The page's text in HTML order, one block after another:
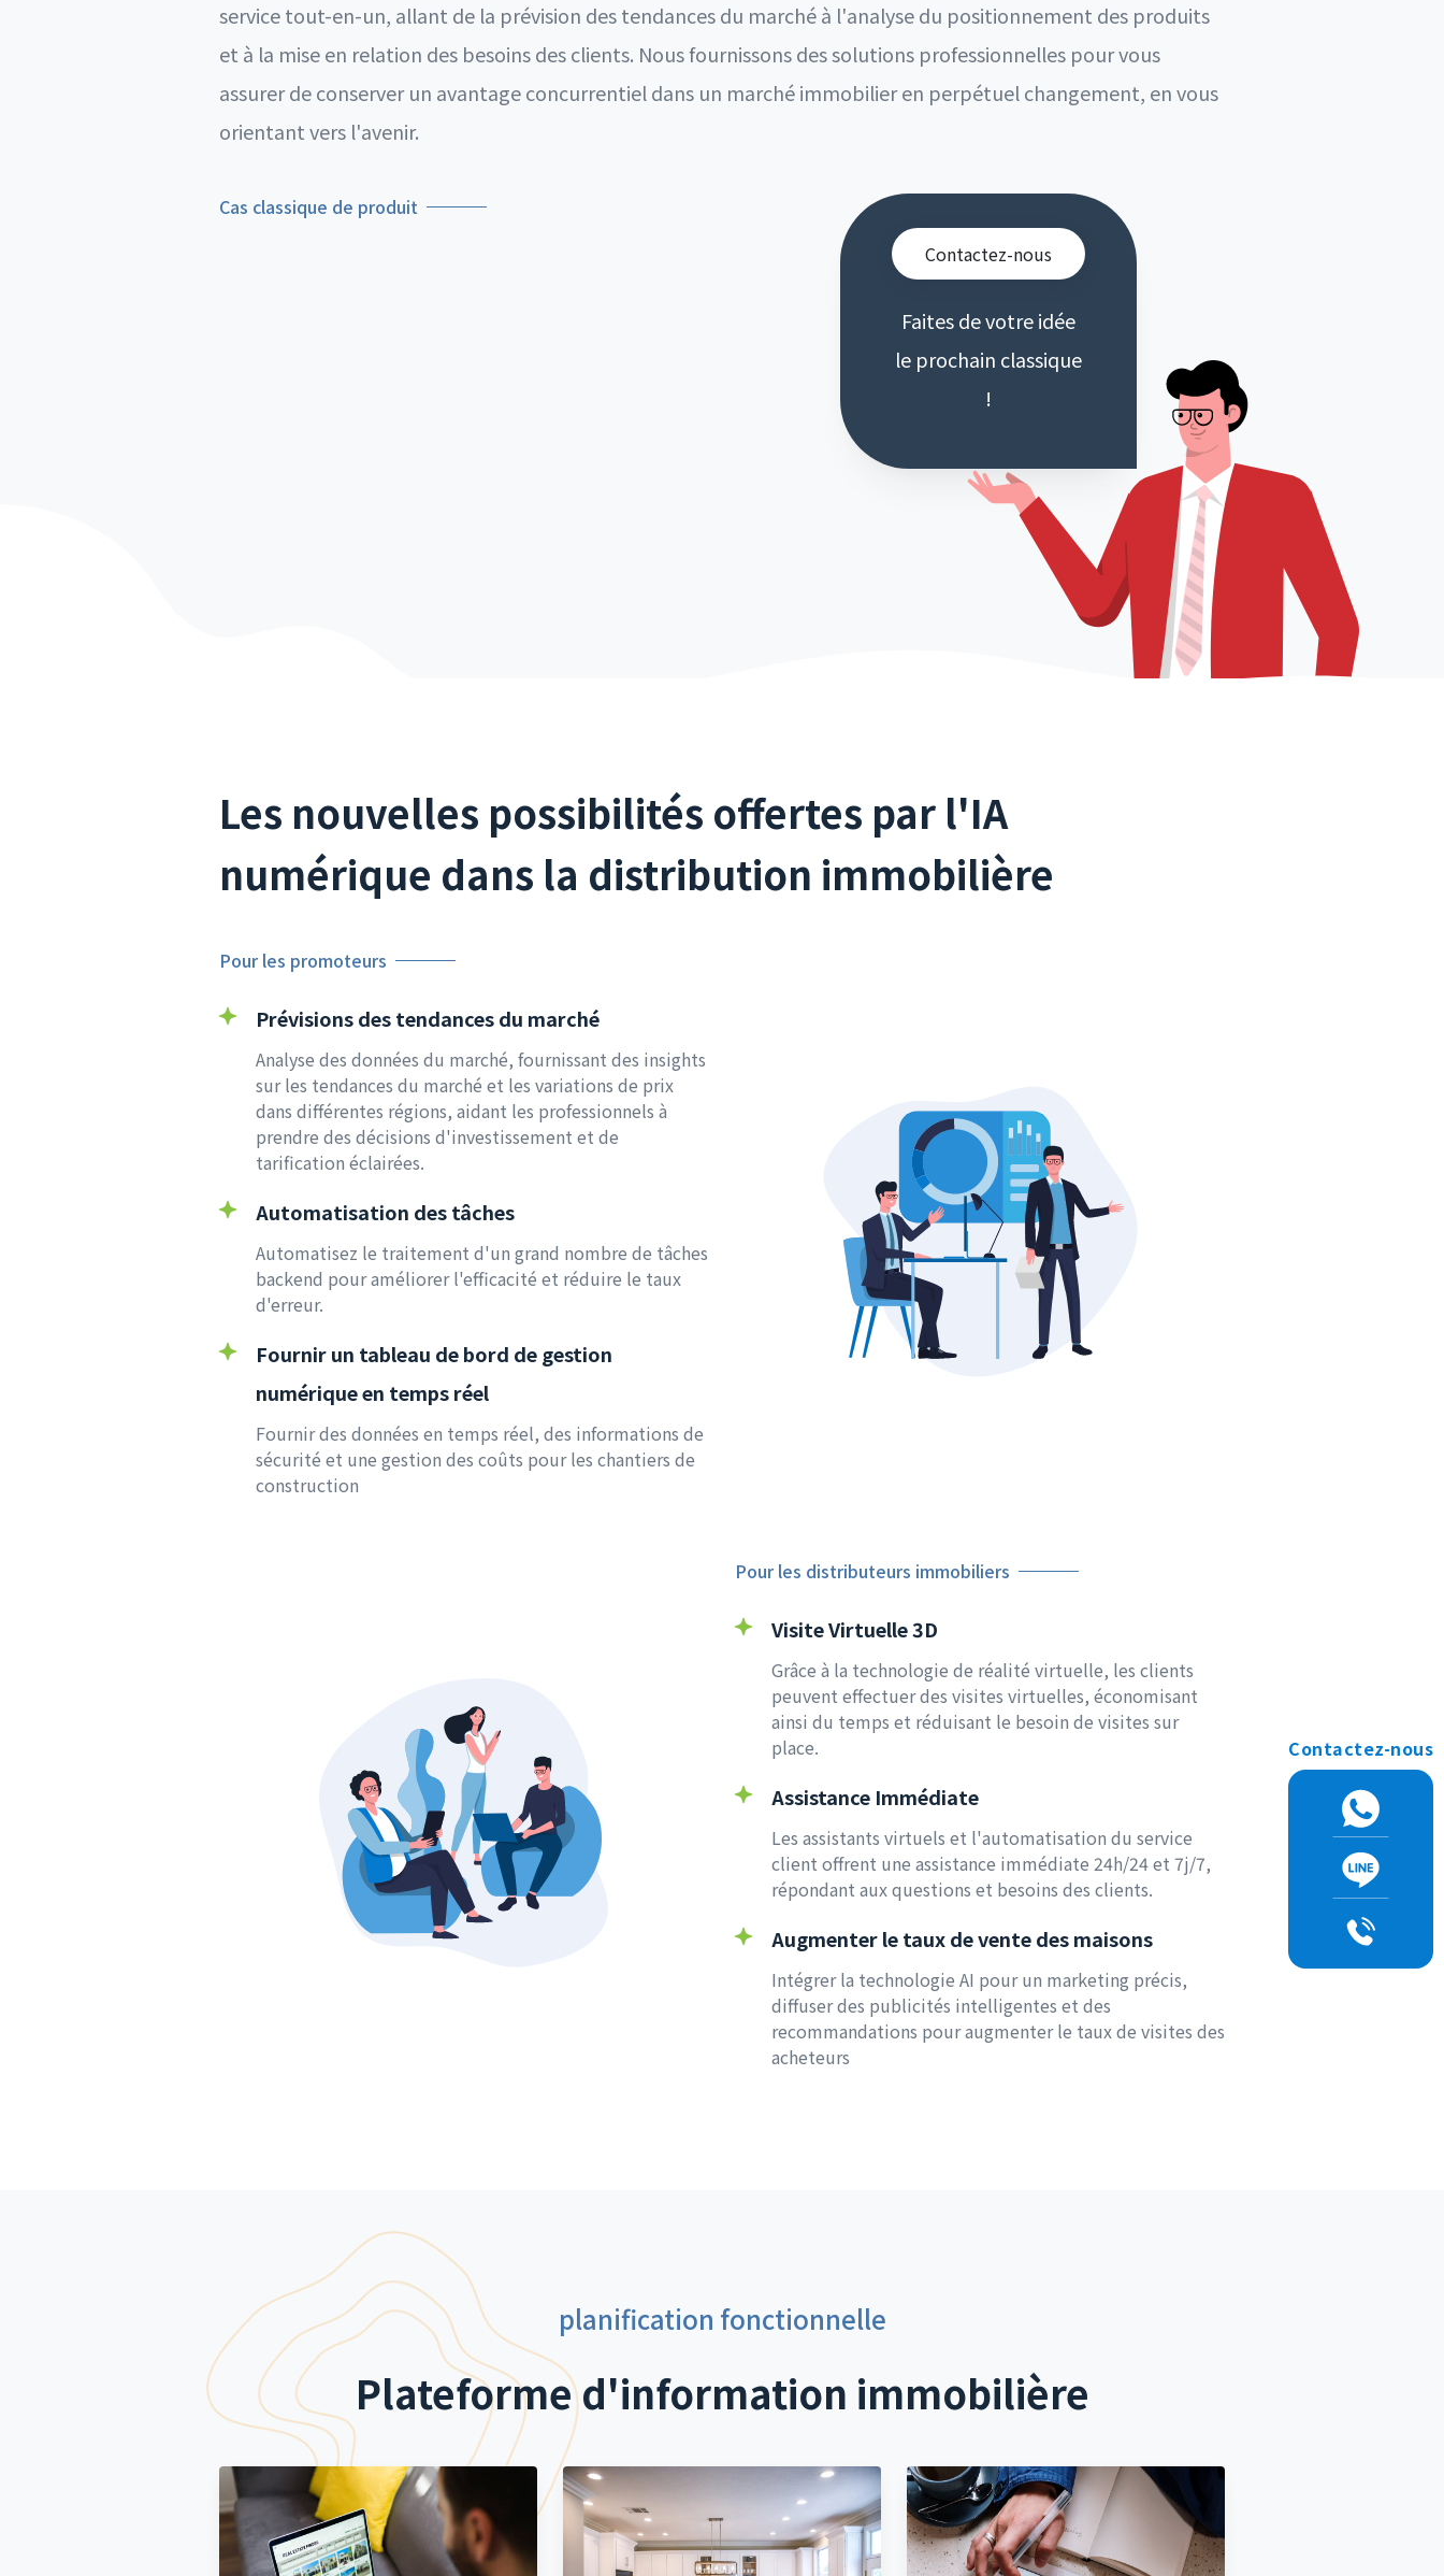
service tout-en-un, allant de la prévision des tendances du marché à l'analyse du positionnement des produits
et à la mise en relation des besoins des clients. Nous fournissons des solutions professionnelles pour vous
assurer de conserver un avantage concurrentiel dans un marché immobilier en perpétuel changement, en vous
orientant vers l'avenir.
Cas classique de produit
Contactez-nous
Faites de votre idée
le prochain classique
!
Les nouvelles possibilités offertes par l'IA
numérique dans la distribution immobilière
Pour les promoteurs
Prévisions des tendances du marché
Analyse des données du marché, fournissant des insights
sur les tendances du marché et les variations de prix
dans différentes régions, aidant les professionnels à
prendre des décisions d'investissement et de
tarification éclairées.
Automatisation des tâches
Automatisez le traitement d'un grand nombre de tâches
backend pour améliorer l'efficacité et réduire le taux
d'erreur.
Fournir un tableau de bord de gestion
numérique en temps réel
Fournir des données en temps réel, des informations de
sécurité et une gestion des coûts pour les chantiers de
construction
Pour les distributeurs immobiliers
Visite Virtuelle 3D
Grâce à la technologie de réalité virtuelle, les clients
peuvent effectuer des visites virtuelles, économisant
ainsi du temps et réduisant le besoin de visites sur
place.
Assistance Immédiate
Les assistants virtuels et l'automatisation du service
client offrent une assistance immédiate 24h/24 et 7j/7,
répondant aux questions et besoins des clients.
Augmenter le taux de vente des maisons
Intégrer la technologie AI pour un marketing précis,
diffuser des publicités intelligentes et des
recommandations pour augmenter le taux de visites des
acheteurs
planification fonctionnelle
Plateforme d'information immobilière
Contactez-nous